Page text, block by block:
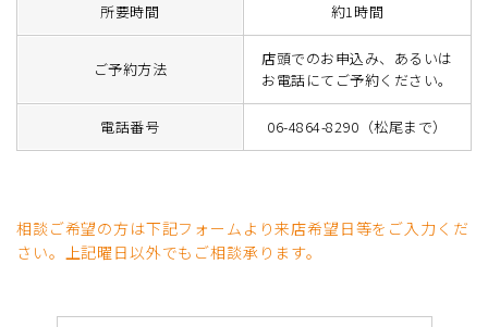
所要時間 約1時間
ご予約方法
店頭でのお申込み、あるいは
お電話にてご予約ください。
電話番号 06-4864-8290（松尾まで）
相談ご希望の方は下記フォームより来店希望日等をご入力くだ
さい。上記曜日以外でもご相談承ります。